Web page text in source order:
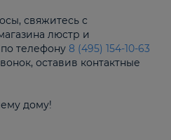
свяжитесь с
люстр и
телефону 8 (495) 154-10-63
оставив контактные
дому!